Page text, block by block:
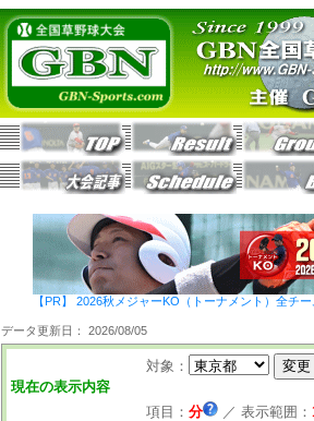
【PR】 2026秋メジャーKO（トーナメント）全チ
データ更新日： 2026/08/05
現在の表示内容
対象：
項目： 分 ／ 表示範囲：